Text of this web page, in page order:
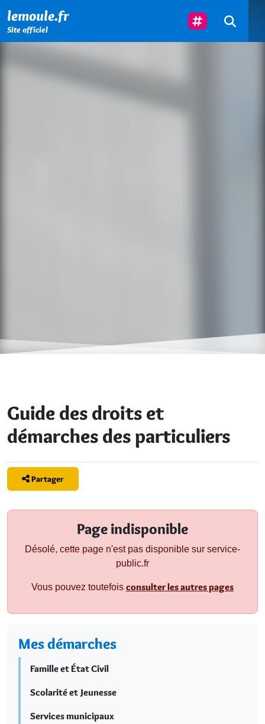
lemoule.fr
Site officiel
Suivez-Nous
Guide des droits et
démarches des particuliers
Partager
Page indisponible
Désolé, cette page n'est pas disponible sur service-
public.fr
Vous pouvez toutefois consulter les autres pages
Mes démarches
Famille et État Civil
Scolarité et Jeunesse
Services municipaux